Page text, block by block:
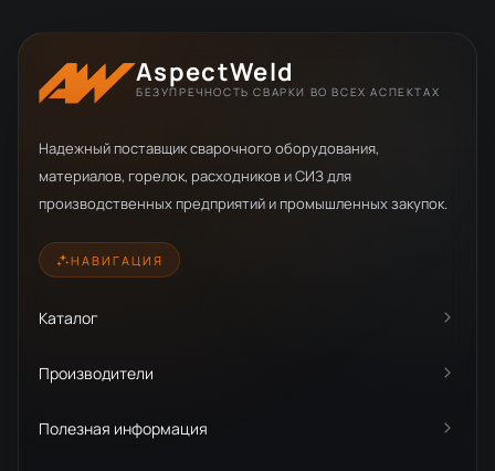
AspectWeld
БЕЗУПРЕЧНОСТЬ СВАРКИ ВО ВСЕХ АСПЕКТАХ
Надежный поставщик сварочного оборудования,
материалов, горелок, расходников и СИЗ для
производственных предприятий и промышленных закупок.
НАВИГАЦИЯ
Каталог
Производители
Полезная информация